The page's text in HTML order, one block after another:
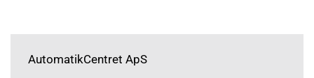
AutomatikCentret ApS